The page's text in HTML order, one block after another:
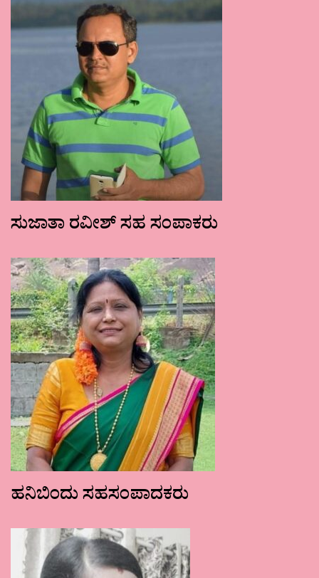
ಸುಜಾತಾ ರವೀಶ್ ಸಹ ಸಂಪಾಕರು
ಹನಿಬಿಂದು ಸಹಸಂಪಾದಕರು